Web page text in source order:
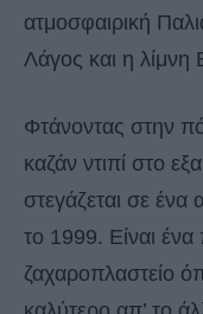
ατμοσφαιρική
Λάγος και η
Φτάνοντας στην
καζάν ντιπί στο
στεγάζεται σε
το 1999. Είναι
ζαχαροπλαστείο